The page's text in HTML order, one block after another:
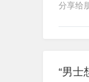
分享给
“男士